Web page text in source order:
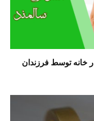
خانه توسط فرزندان